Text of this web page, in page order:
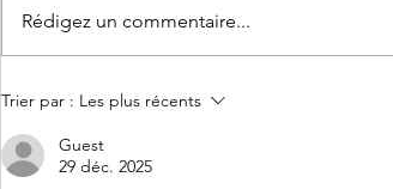
Rédigez un commentaire...
Trier par : Les plus récents
Guest
29 déc. 2025